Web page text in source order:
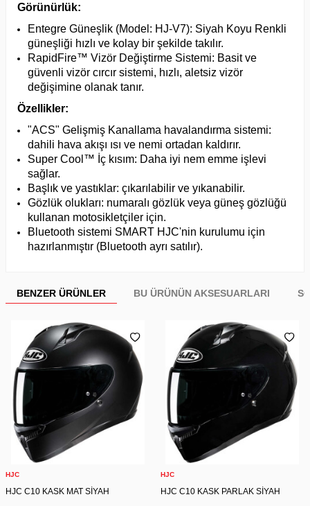
Görünürlük:
Entegre Güneşlik (Model: HJ-V7): Siyah Koyu Renkli
güneşliği hızlı ve kolay bir şekilde takılır.
RapidFire™ Vizör Değiştirme Sistemi: Basit ve
güvenli vizör cırcır sistemi, hızlı, aletsiz vizör
değişimine olanak tanır.
Özellikler:
"ACS" Gelişmiş Kanallama havalandırma sistemi:
dahili hava akışı ısı ve nemi ortadan kaldırır.
Super Cool™ İç kısım: Daha iyi nem emme işlevi
sağlar.
Başlık ve yastıklar: çıkarılabilir ve yıkanabilir.
Gözlük olukları: numaralı gözlük veya güneş gözlüğü
kullanan motosikletçiler için.
Bluetooth sistemi SMART HJC'nin kurulumu için
hazırlanmıştır (Bluetooth ayrı satılır).
BENZER ÜRÜNLER BU ÜRÜNÜN AKSESUARLARI
HJC
HJC C10 KASK MAT SİYAH
HJC
HJC C10 KASK PARLAK SİYAH